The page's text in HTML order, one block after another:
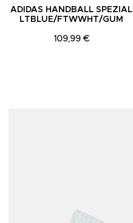
ADIDAS HANDBALL SPEZIAL
LTBLUE/FTWWHT/GUM
109,99 €